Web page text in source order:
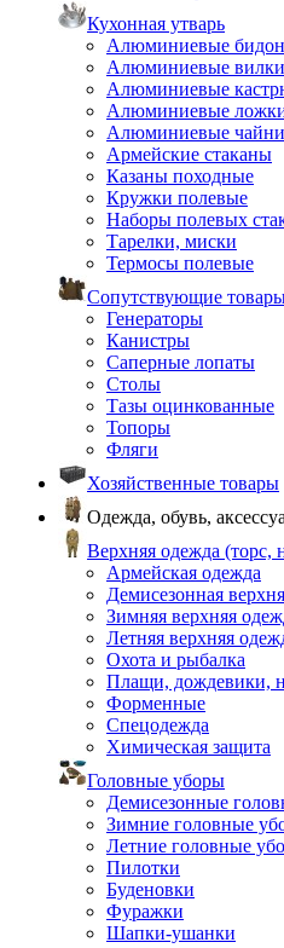
Кухонная утварь
Алюминиевые
Алюминиевые
Алюминиевые
Алюминиевые
Алюминиевые
Армейские стаканы
Казаны походные
Кружки полевые
Наборы полевых
Тарелки, миски
Термосы полевые
Сопутствующие
Генераторы
Канистры
Саперные лопаты
Столы
Тазы оцинкованные
Топоры
Фляги
Хозяйственные товары
Одежда, обувь,
Верхняя одежда (торс,
Армейская одежда
Демисезонная
Зимняя верхняя
Летняя верхняя
Охота и рыбалка
Плащи, дождевики,
Форменные
Спецодежда
Химическая защита
Головные уборы
Демисезонные
Зимние головные
Летние головные
Пилотки
Буденовки
Фуражки
Шапки-ушанки